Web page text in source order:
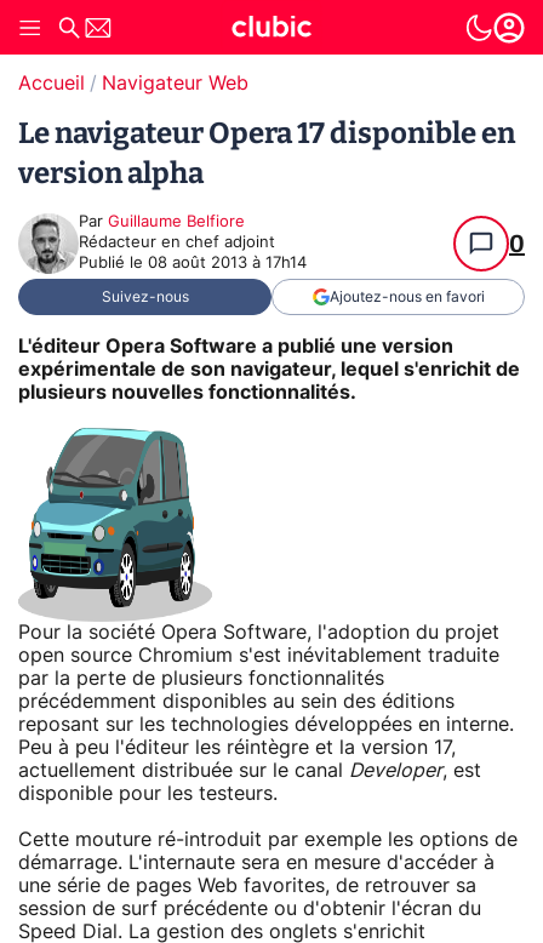
Accueil Navigateur Web
Le navigateur Opera 17 disponible en
version alpha
Par Guillaume Belfiore
Rédacteur en chef adjoint
Publié le 08 août 2013 à 17h14
0
Suivez-nous Ajoutez-nous en favori
L'éditeur Opera Software a publié une version
expérimentale de son navigateur, lequel s'enrichit de
plusieurs nouvelles fonctionnalités.
Pour la société Opera Software, l'adoption du projet
open source Chromium s'est inévitablement traduite
par la perte de plusieurs fonctionnalités
précédemment disponibles au sein des éditions
reposant sur les technologies développées en interne.
Peu à peu l'éditeur les réintègre et la version 17,
actuellement distribuée sur le canal Developer, est
disponible pour les testeurs.
Cette mouture ré-introduit par exemple les options de
démarrage. L'internaute sera en mesure d'accéder à
une série de pages Web favorites, de retrouver sa
session de surf précédente ou d'obtenir l'écran du
Speed Dial. La gestion des onglets s'enrichit